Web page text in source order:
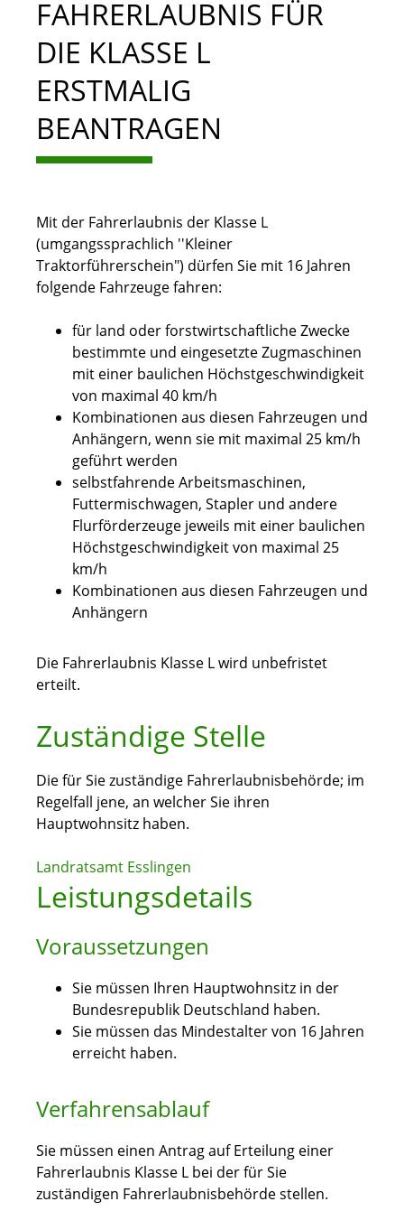
FAHRERLAUBNIS FÜR
DIE KLASSE L
ERSTMALIG
BEANTRAGEN
Mit der Fahrerlaubnis der Klasse L
(umgangssprachlich ''Kleiner
Traktorführerschein") dürfen Sie mit 16 Jahren
folgende Fahrzeuge fahren:
für land oder forstwirtschaftliche Zwecke
bestimmte und eingesetzte Zugmaschinen
mit einer baulichen Höchstgeschwindigkeit
von maximal 40 km/h
Kombinationen aus diesen Fahrzeugen und
Anhängern, wenn sie mit maximal 25 km/h
geführt werden
selbstfahrende Arbeitsmaschinen,
Futtermischwagen, Stapler und andere
Flurförderzeuge jeweils mit einer baulichen
Höchstgeschwindigkeit von maximal 25
km/h
Kombinationen aus diesen Fahrzeugen und
Anhängern
Die Fahrerlaubnis Klasse L wird unbefristet
erteilt.
Zuständige Stelle
Die für Sie zuständige Fahrerlaubnisbehörde; im
Regelfall jene, an welcher Sie ihren
Hauptwohnsitz haben.
Landratsamt Esslingen
Leistungsdetails
Voraussetzungen
Sie müssen Ihren Hauptwohnsitz in der
Bundesrepublik Deutschland haben.
Sie müssen das Mindestalter von 16 Jahren
erreicht haben.
Verfahrensablauf
Sie müssen einen Antrag auf Erteilung einer
Fahrerlaubnis Klasse L bei der für Sie
zuständigen Fahrerlaubnisbehörde stellen.